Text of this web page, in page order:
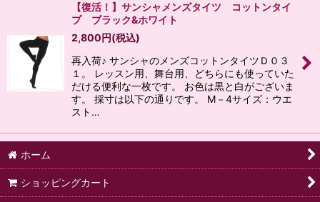
絞り込む
【復活！】サンシャメンズタイツ コットンタイ
プ ブラック&ホワイト
2,800円(税込)
再入荷♪ サンシャのメンズコットンタイツＤ０３
１。 レッスン用、舞台用、どちらにも使っていた
だける便利な一枚です。 お色は黒と白がございま
す。 採寸は以下の通りです。 M－4サイズ：ウエ
スト…
ホーム
ショッピングカート